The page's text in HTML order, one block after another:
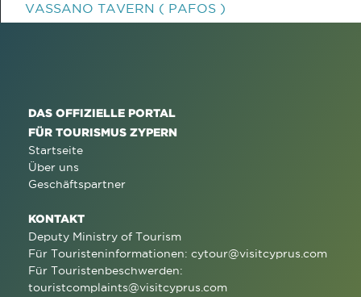
VASSANO TAVERN ( PAFOS )
DAS OFFIZIELLE PORTAL
FÜR TOURISMUS ZYPERN
Startseite
Über uns
Geschäftspartner
KONTAKT
Deputy Ministry of Tourism
Für Touristeninformationen: cytour@visitcyprus.com
Für Touristenbeschwerden:
touristcomplaints@visitcyprus.com